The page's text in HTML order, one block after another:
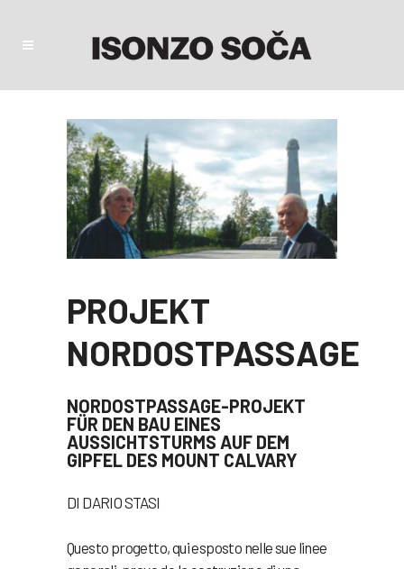
PROJEKT
NORDOSTPASSAGE
NORDOSTPASSAGE-PROJEKT
FÜR DEN BAU EINES
AUSSICHTSTURMS AUF DEM
GIPFEL DES MOUNT CALVARY
DI DARIO STASI
Questo progetto, qui esposto nelle sue linee